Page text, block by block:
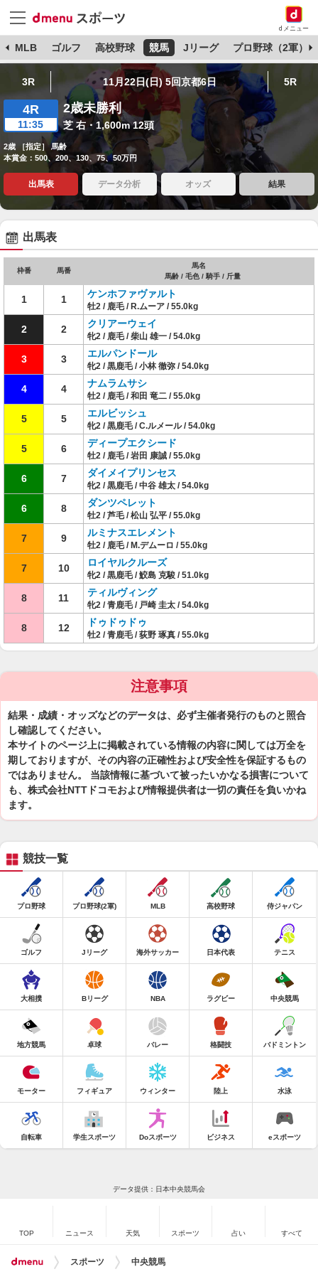
dメニュー
MLB ゴルフ 高校野球 競馬 Jリーグ プロ野球（2軍）
3R 11月22日(日) 5回京都6日 5R
4R
11:35
2歳未勝利
芝 右・1,600m 12頭
2歳 ［指定］ 馬齢
本賞金：500、200、130、75、50万円
出馬表 データ分析 オッズ 結果
出馬表
枠番 馬番
馬名
馬齢 / 毛色 / 騎手 / 斤量
1 1 ケンホファヴァルト
牡2 / 鹿毛 / R.ムーア / 55.0kg
2 2 クリアーウェイ
牝2 / 鹿毛 / 柴山 雄一 / 54.0kg
3 3 エルパンドール
牝2 / 黒鹿毛 / 小林 徹弥 / 54.0kg
4 4 ナムラムサシ
牡2 / 鹿毛 / 和田 竜二 / 55.0kg
5 5 エルビッシュ
牝2 / 黒鹿毛 / C.ルメール / 54.0kg
5 6 ディープエクシード
牡2 / 鹿毛 / 岩田 康誠 / 55.0kg
6 7 ダイメイプリンセス
牝2 / 黒鹿毛 / 中谷 雄太 / 54.0kg
6 8 ダンツペレット
牡2 / 芦毛 / 松山 弘平 / 55.0kg
7 9 ルミナスエレメント
牡2 / 鹿毛 / M.デムーロ / 55.0kg
7 10 ロイヤルクルーズ
牝2 / 黒鹿毛 / 鮫島 克駿 / 51.0kg
8 11 ティルヴィング
牝2 / 青鹿毛 / 戸崎 圭太 / 54.0kg
8 12 ドゥドゥドゥ
牡2 / 青鹿毛 / 荻野 琢真 / 55.0kg
注意事項
結果・成績・オッズなどのデータは、必ず主催者発行のものと照合
し確認してください。
本サイトのページ上に掲載されている情報の内容に関しては万全を
期しておりますが、その内容の正確性および安全性を保証するもの
ではありません。 当該情報に基づいて被ったいかなる損害について
も、株式会社NTTドコモおよび情報提供者は一切の責任を負いかね
ます。
競技一覧
プロ野球 プロ野球(2軍) MLB 高校野球 侍ジャパン
ゴルフ Jリーグ 海外サッカー 日本代表 テニス
大相撲 Bリーグ NBA ラグビー 中央競馬
地方競馬 卓球 バレー 格闘技 バドミントン
モーター フィギュア ウィンター 陸上 水泳
自転車 学生スポーツ Doスポーツ ビジネス eスポーツ
データ提供：日本中央競馬会
TOP ニュース 天気 スポーツ 占い すべて
スポーツ 中央競馬